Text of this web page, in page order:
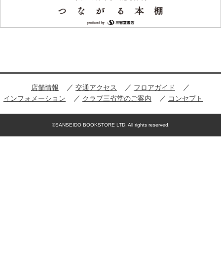
店舗情報 交通アクセス
フロアガイド
インフォメーション
クラブ三省堂のご案内 コンセプト
©SANSEIDO BOOKSTORE LTD. All rights reserved.